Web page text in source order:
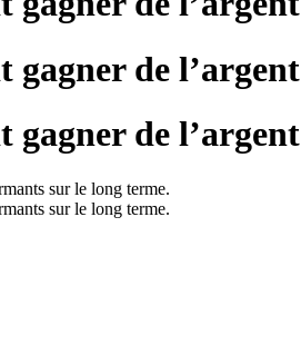
de l’argent
de l’argent
sur le long terme.
sur le long terme.